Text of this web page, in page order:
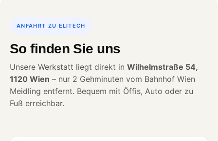
ANFAHRT ZU ELITECH
So finden Sie uns
Unsere Werkstatt liegt direkt in Wilhelmstraße 54,
1120 Wien – nur 2 Gehminuten vom Bahnhof Wien
Meidling entfernt. Bequem mit Öffis, Auto oder zu
Fuß erreichbar.